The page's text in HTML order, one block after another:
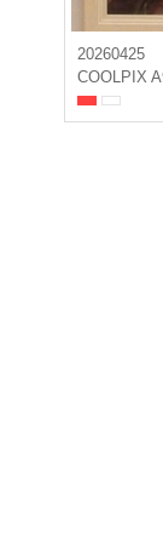
20260425
COOLPIX